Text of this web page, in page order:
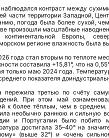
контраст между
части территории Западной,
погода была более сухой,
произошли масштабные
континентальной Европы,
регионе влажность была
года стал вторым по теплоте
составила +15,81°, что на
только маю 2024 года.
показателя
пережила третью по счёту
При этом май
к более тёплым, чем в
необычно раннюю и сильную
и Португалии было побито
достигала 35–40° на
(выше 32°) и «очень